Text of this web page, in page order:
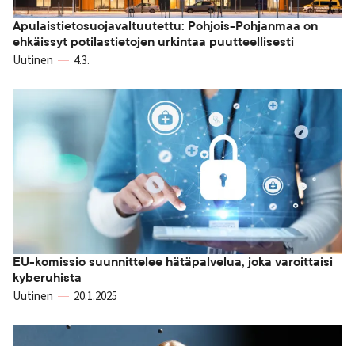
Apulaistietosuojavaltuutettu: Pohjois-Pohjanmaa on
ehkäissyt potilastietojen urkintaa puutteellisesti
Uutinen 4.3.
EU-komissio suunnittelee hätäpalvelua, joka varoittaisi
kyberuhista
Uutinen 20.1.2025